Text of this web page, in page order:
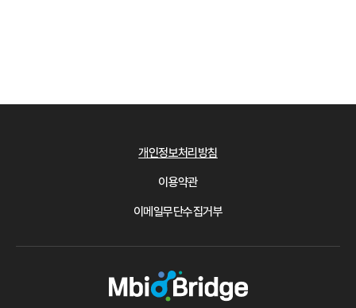
개인정보처리방침
이용약관
이메일무단수집거부